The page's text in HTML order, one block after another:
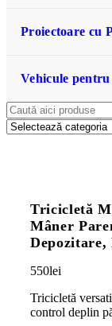
Proiectoare cu
Vehicule
Tricicletă
Mâner
Depozitare,
550lei
Tricicletă
control deplin